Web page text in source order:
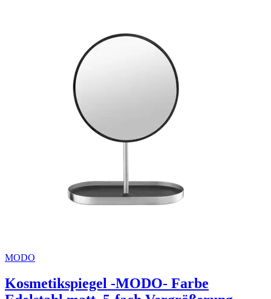
MODO
Kosmetikspiegel -MODO- Farbe